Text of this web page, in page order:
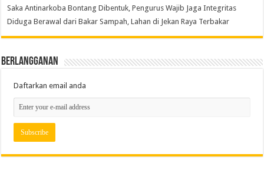
Saka Antinarkoba Bontang Dibentuk, Pengurus Wajib Jaga Integritas
Diduga Berawal dari Bakar Sampah, Lahan di Jekan Raya Terbakar
Berlangganan
Daftarkan email anda